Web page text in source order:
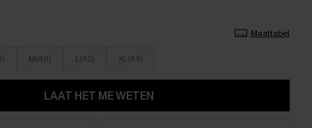
Maattabel
M(40) L(42) XL(44)
LAAT HET ME WETEN